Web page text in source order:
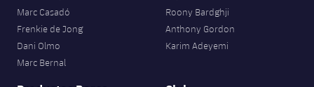
Marc Casadó
Frenkie de Jong
Dani Olmo
Marc Bernal
Roony Bardghji
Anthony Gordon
Karim Adeyemi